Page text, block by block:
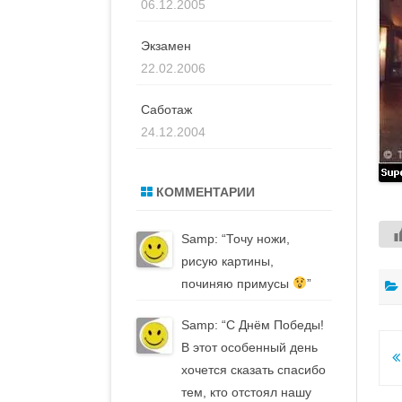
06.12.2005
Экзамен
22.02.2006
Саботаж
24.12.2004
КОММЕНТАРИИ
Samp: “Точу ножи,
рисую картины,
починяю примусы
”
Samp: “С Днём Победы!
В этот особенный день
хочется сказать спасибо
тем, кто отстоял нашу